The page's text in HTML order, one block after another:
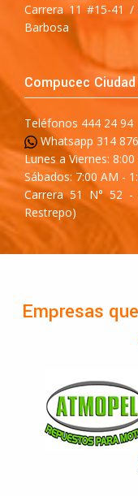
Carrera 11 #15-41
Barbosa
Compucec
Teléfonos 444 24 94
Whatsapp 314
Lunes a Viernes:
Sábados: 7:00 AM -
Carrera 51 N° 52 -
Restrepo)
Empresas